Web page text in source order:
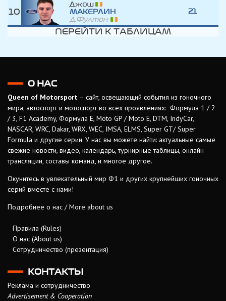
10
Джош
МАКЕРЛИН
Д.Фултон
21
ПЕРЕЙТИ К ТАБЛИЦАМ
О НАС
Queen of Motorsport – сайт, освещающий события из гоночного
мира, автоспорт и мотоспорт во всех проявлениях: Формула 1 / 2
/ 3, F1 Academy, Формула Е, Moto GP / Moto E, DTM, IndyCar,
NASCAR, WRC, Dakar, WRX, WEC, IMSA, ELMS, Super GT/ Super
Formula и другие серии. У нас вы можете найти: актуальные самые
свежие новости, видео, календарь, турнирные таблицы, онлайн
трансляции, составы команд, и многое другое.
Окунитесь в увлекательный мир Ф1 и других крупнейших гоночных
серий вместе с нами!
Подробнее о нас / More about us
Правила (Rules)
О нас (About us)
Сотрудничество (презентация)
КОНТАКТЫ
Реклама и сотрудничество
Advertisement & Cooperation